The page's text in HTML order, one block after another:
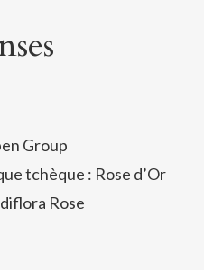
Group
tchèque : Rose d’Or
Rose